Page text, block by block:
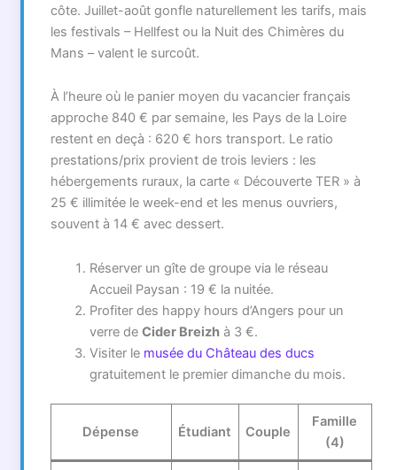
côte. Juillet-août gonfle naturellement les tarifs, mais
les festivals – Hellfest ou la Nuit des Chimères du
Mans – valent le surcoût.
À l’heure où le panier moyen du vacancier français
approche 840 € par semaine, les Pays de la Loire
restent en deçà : 620 € hors transport. Le ratio
prestations/prix provient de trois leviers : les
hébergements ruraux, la carte « Découverte TER » à
25 € illimitée le week-end et les menus ouvriers,
souvent à 14 € avec dessert.
Réserver un gîte de groupe via le réseau
Accueil Paysan : 19 € la nuitée.
Profiter des happy hours d’Angers pour un
verre de Cider Breizhà 3 €.
Visiter le musée du Château des ducs
gratuitement le premier dimanche du mois.
Dépense Étudiant Couple
Famille
(4)